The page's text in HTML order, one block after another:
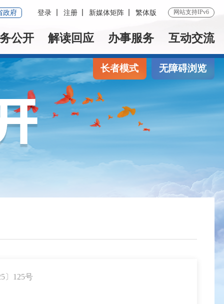
政府 登录 注册 新媒体矩阵 繁体版 网站支持IPv6
公开 解读回应 办事服务 互动交流
长者模式 无障碍浏览
〕125号